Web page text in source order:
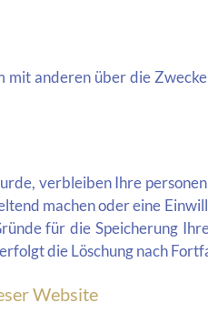
mit anderen über die
verbleiben Ihre
machen oder eine
für die Speicherung
die Löschung nach
Website